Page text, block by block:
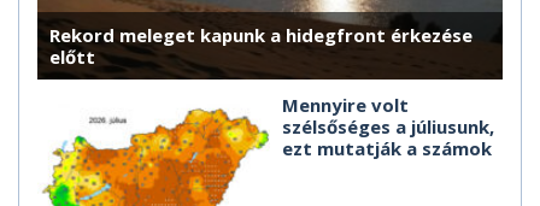
Rekord meleget kapunk a hidegfront érkezése
előtt
Mennyire volt
szélsőséges a júliusunk,
ezt mutatják a számok